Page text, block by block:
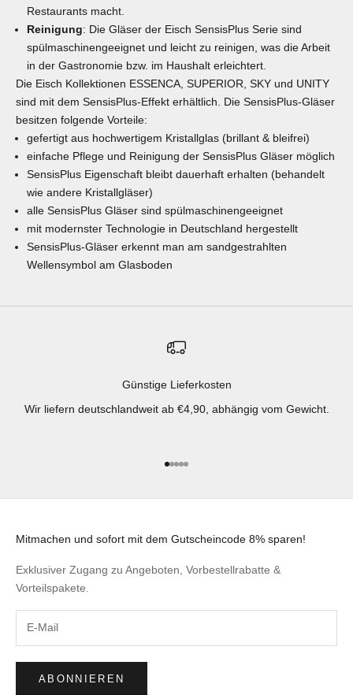
Restaurants macht.
Reinigung: Die Gläser der Eisch SensisPlus Serie sind
spülmaschinengeeignet und leicht zu reinigen, was die Arbeit
in der Gastronomie bzw. im Haushalt erleichtert.
Die Eisch Kollektionen ESSENCA SUPERIOR SKY und UNITY
sind mit dem SensisPlus-Effekt erhältlich. Die SensisPlus-Gläser
besitzen folgende Vorteile:
gefertigt aus hochwertigem Kristallglas (brillant & bleifrei)
einfache Pflege und Reinigung der SensisPlus Gläser möglich
SensisPlus Eigenschaft bleibt dauerhaft erhalten (behandelt
wie andere Kristallgläser)
alle SensisPlus Gläser sind spülmaschinengeeignet
mit modernster Technologie in Deutschland hergestellt
SensisPlus-Gläser erkennt man am sandgestrahlten
Wellensymbol am Glasboden
Günstige Lieferkosten
Wir liefern deutschlandweit ab €4,90, abhängig vom Gewicht.
Gehe zu Element 1
Gehe zu Element 2
Gehe zu Element 3
Gehe zu Element 4
Gehe zu Element 5
Mitmachen und sofort mit dem Gutscheincode 8% sparen!
Exklusiver Zugang zu Angeboten, Vorbestellrabatte &
Vorteilspakete.
ABONNIEREN